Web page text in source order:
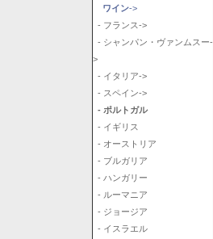
ワイン->
- フランス->
- シャンパン・ヴァンムスー-
>
- イタリア->
- スペイン->
- ポルトガル
- イギリス
- オーストリア
- ブルガリア
- ハンガリー
- ルーマニア
- ジョージア
- イスラエル